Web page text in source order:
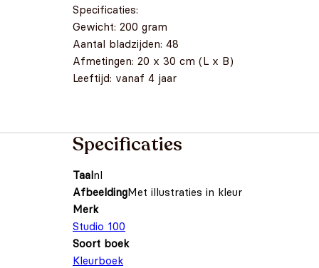
Specificaties:
Gewicht: 200 gram
Aantal bladzijden: 48
Afmetingen: 20 x 30 cm (L x B)
Leeftijd: vanaf 4 jaar
Specificaties
Taalnl
AfbeeldingMet illustraties in kleur
Merk
Studio 100
Soort boek
Kleurboek